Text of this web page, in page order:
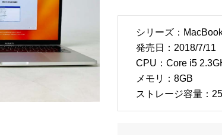
シリーズ：
発売日：2018/7/11
CPU：Core i5
メモリ：8GB
ストレージ容量：